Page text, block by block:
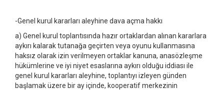
-Genel kurul kararları aleyhine dava açma hakkı
a) Genel kurul toplantısında hazır ortaklardan alınan kararlara
aykırı kalarak tutanağa geçirten veya oyunu kullanmasına
haksız olarak izin verilmeyen ortaklar kanuna, anasözleşme
hükümlerine ve iyi niyet esaslarına aykırı olduğu iddiası ile
genel kurul kararları aleyhine, toplantıyı izleyen günden
başlamak üzere bir ay içinde, kooperatif merkezinin